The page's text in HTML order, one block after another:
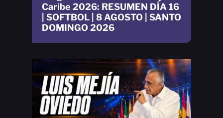
Caribe 2026: RESUMEN DÍA 16
| SOFTBOL | 8 AGOSTO | SANTO
DOMINGO 2026